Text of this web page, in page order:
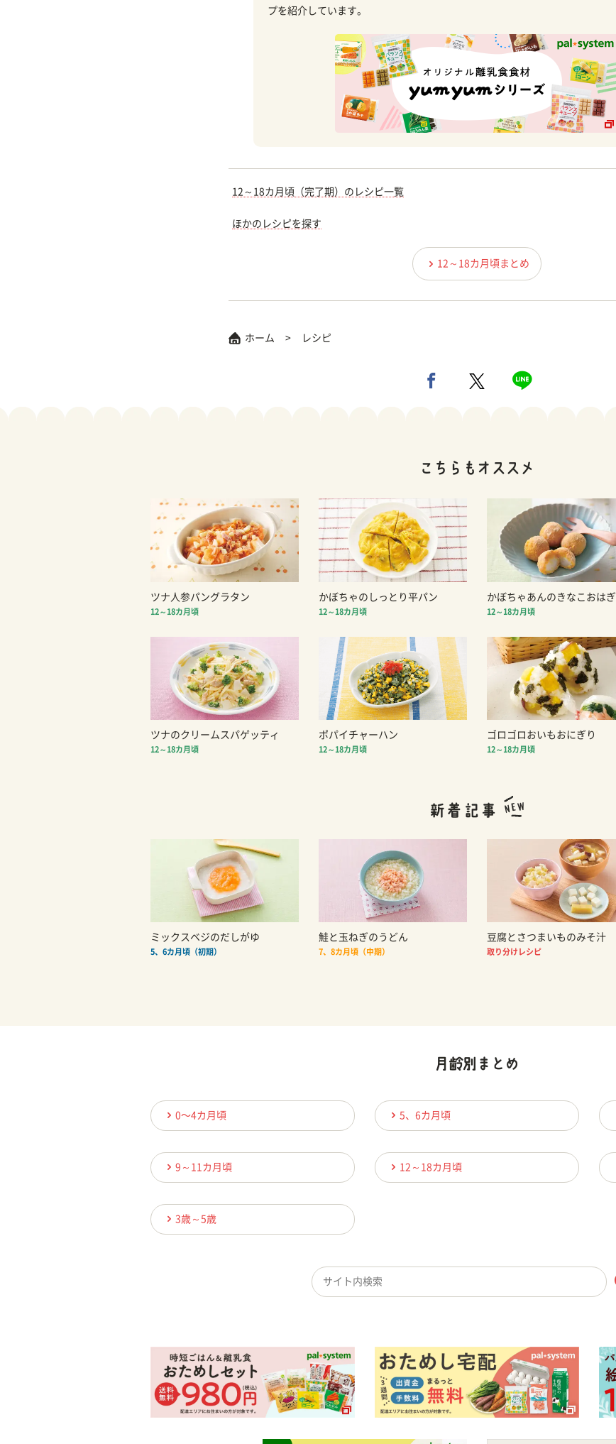
プを紹介しています。
12～18カ月頃（完了期）のレシピ一覧
ほかのレシピを探す
12～18カ月頃まとめ
ホーム レシピ
ツナ人参パングラタン
12～18カ月頃
かぼちゃのしっとり平パン
12～18カ月頃
かぼちゃあんのきなこおはぎ
12～18カ月頃
ツナのクリームスパゲッティ
12～18カ月頃
ポパイチャーハン
12～18カ月頃
ゴロゴロおいもおにぎり
12～18カ月頃
ミックスベジのだしがゆ
5、6カ月頃（初期）
鮭と玉ねぎのうどん
7、8カ月頃（中期）
豆腐とさつまいものみそ汁
取り分けレシピ
0〜4カ月頃 5、6カ月頃
9～11カ月頃 12～18カ月頃
3歳～5歳
検索キーワード入力